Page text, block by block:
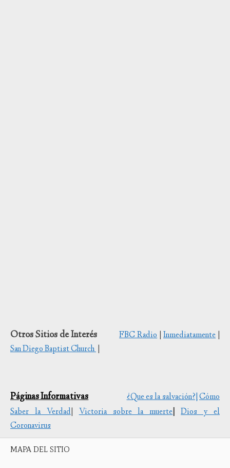
Otros Sitios de Interés FBC Radio|Inmediatamente
San Diego Baptist Church
Páginas Informativas ¿Que es la salvación?|Cómo
Saber la Verdad|Victoria sobre la muerte|
Dios y el
Coronavirus
MAPA DEL SITIO